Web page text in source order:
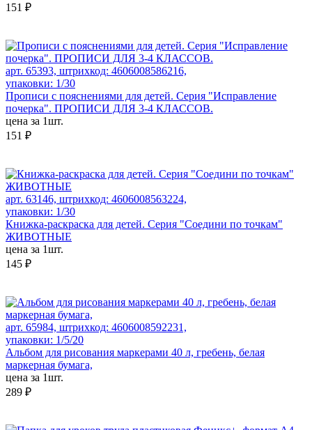
151 ₽
арт. 65393, штрихкод: 4606008586216,
упаковки: 1/30
Прописи с пояснениями для детей. Серия "Исправление
почерка". ПРОПИСИ ДЛЯ 3-4 КЛАССОВ.
цена за 1шт.
151 ₽
арт. 63146, штрихкод: 4606008563224,
упаковки: 1/30
Книжка-раскраска для детей. Серия "Соедини по точкам"
ЖИВОТНЫЕ
цена за 1шт.
145 ₽
арт. 65984, штрихкод: 4606008592231,
упаковки: 1/5/20
Альбом для рисования маркерами 40 л, гребень, белая
маркерная бумага,
цена за 1шт.
289 ₽